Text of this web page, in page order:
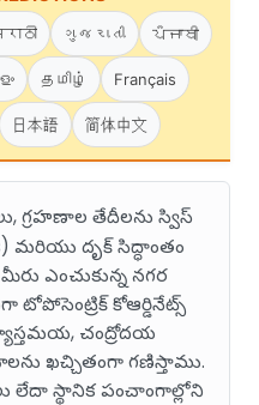
ગુજરાતી ਪੰਜਾਬੀ
தமிழ் Français
日本語 简体中文
గ్రహణాల తేదీలను స్విస్
మరియు దృక్ సిద్ధాంతం
ఎంచుకున్న నగర
టోపోసెంట్రిక్ కోఆర్డినేట్స్
చంద్రోదయ
ఖచ్చితంగా గణిస్తాము.
స్థానిక పంచాంగాల్లోని